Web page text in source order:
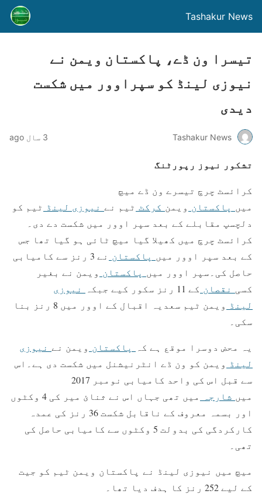
Tashakur News
تیسرا ون ڈے، پاکستان ویمن نے
نیوزی لینڈ کو سپراوور میں شکست
دیدی
Tashakur News 3 سال ago
تشکور نیوز رپورٹنگ
کرائسٹ چرچ تیسرے ون ڈے میچ
میں پاکستان ویمن کرکٹ ٹیم نے نیوزی لینڈ ٹیم کو
دلچسپ مقابلے کے بعد سپر اوور میں شکست دے دی۔
کرائسٹ چرچ میں کھیلا گیا میچ ٹائی ہو گیا تھا جس
کے بعد سپر اوور میں پاکستان
نے 3 رنز سے کامیابی
حاصل کی۔سپر اوور میں پاکستان ویمن نے بغیر
کسی نقصان کے 11 رنز سکور کیے جبکہ
نیوزی
لینڈ
ویمن ٹیم سعدیہ اقبال کے اوور میں 8 رنز بنا
سکی۔
یہ محض دوسرا موقع ہے کہ پاکستان ویمن نے نیوزی
لینڈ ویمن کو ون ڈے انٹرنیشنل میں شکست دی ہے۔اس
سے قبل اس کی واحد کامیابی نومبر 2017
میں شارجہ
میں تھی جہاں اس نے ثنائ میر کی 4 وکٹوں
اور بسمہ معروف کے ناقابل شکست 36 رنز کی عمدہ
کارکردگی کی بدولت 5 وکٹوں سے کامیابی حاصل کی
تھی۔
میچ میں نیوزی لینڈ نے پاکستان ویمن ٹیم کو جیت
کے لیے 252 رنز کا ہدف دیا تھا۔